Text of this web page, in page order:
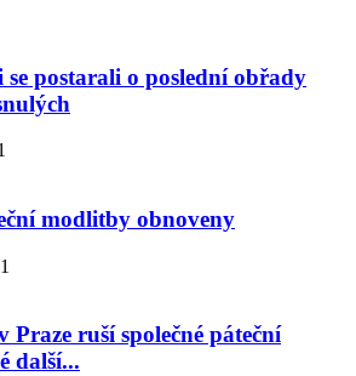
postarali o poslední obřady
modlitby obnoveny
Praze ruší společné páteční
další...